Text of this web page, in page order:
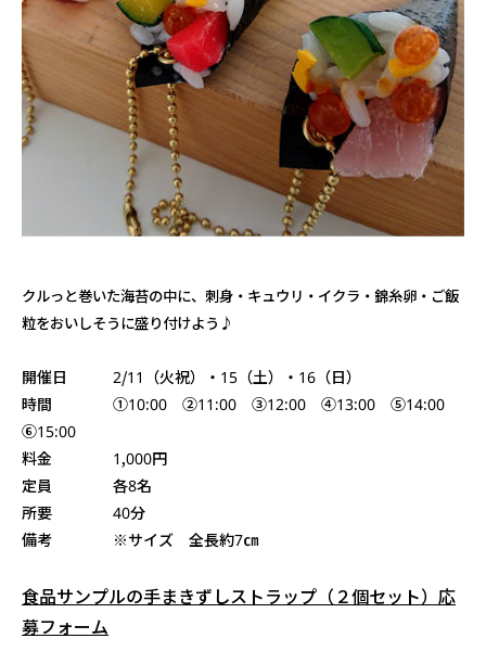
クルっと巻いた海苔の中に、刺身・キュウリ・イクラ・錦糸卵・ご飯
粒をおいしそうに盛り付けよう♪
開催日 2/11（火祝）・15（土）・16（日）
時間 ①10:00 ②11:00 ③12:00 ④13:00 ⑤14:00
⑥15:00
料金 1,000円
定員 各8名
所要 40分
備考 ※サイズ 全長約7㎝
食品サンプルの手まきずしストラップ（２個セット）応
募フォーム